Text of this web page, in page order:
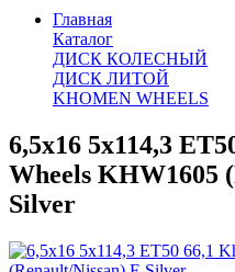
Главная
Каталог
ДИСК КОЛЕСНЫЙ
ДИСК ЛИТОЙ
KHOMEN WHEELS
6,5х16 5х114,3
Wheels KHW1605
Silver